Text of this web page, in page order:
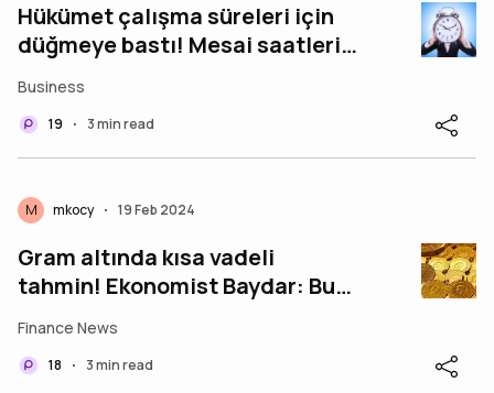
Hükümet çalışma süreleri için
düğmeye bastı! Mesai saatleri
Business
19 • 3 min read
M mkocy • 19 Feb 2024
Gram altında kısa vadeli
tahmin! Ekonomist Baydar: Bu
yüksek
Finance News
18 • 3 min read